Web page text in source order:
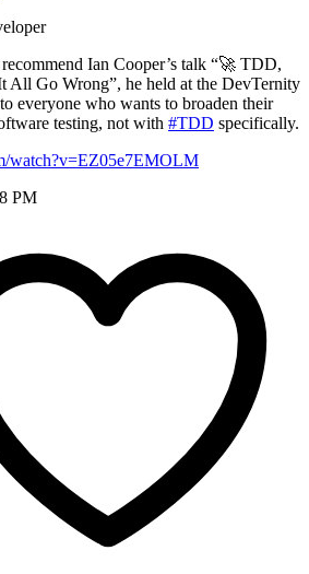
Ian Cooper’s talk “🚀 TDD,
All Go Wrong”, he held at the DevTernity
everyone who wants to broaden their
testing, not with #TDD specifically.
watch?v=EZ05e7EMOLM
PM